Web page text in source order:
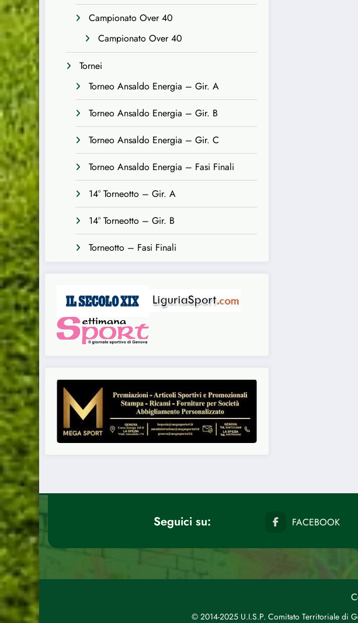
Campionato Over 40
Campionato Over 40
Tornei
Torneo Ansaldo Energia – Gir. A
Torneo Ansaldo Energia – Gir. B
Torneo Ansaldo Energia – Gir. C
Torneo Ansaldo Energia – Fasi Finali
14° Torneotto – Gir. A
14° Torneotto – Gir. B
Torneotto – Fasi Finali
Seguici su: FACEBOOK
© 2014-2025 U.I.S.P. Comitato Territoriale di